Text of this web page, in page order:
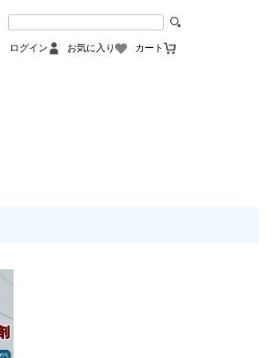
ログイン お気に入り カート